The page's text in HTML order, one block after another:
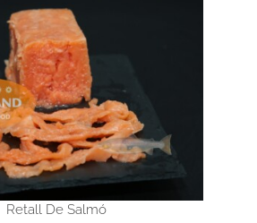
Retall De Salmó